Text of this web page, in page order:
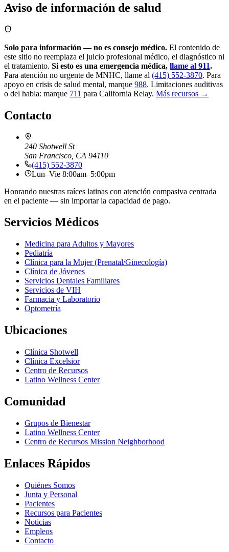
Aviso de información de salud
Solo para información — no es consejo médico. El contenido de
este sitio no reemplaza el juicio profesional médico, el diagnóstico ni
el tratamiento. Si esto es una emergencia médica, llame al 911.
Para atención no urgente de MNHC, llame al (415) 552-3870. Para
apoyo en crisis de salud mental, marque 988. Limitaciones auditivas
o del habla: marque 711 para California Relay. Más recursos →
Contacto
240 Shotwell St
San Francisco, CA 94110
(415) 552-3870
Lun–Vie 8:00am–5:00pm
Honrando nuestras raíces latinas con atención compasiva centrada
en el paciente — sin importar la capacidad de pago.
Servicios Médicos
Medicina para Adultos y Mayores
Pediatría
Clínica para la Mujer (Prenatal/Ginecología)
Clínica de Jóvenes
Servicios Dentales Familiares
Servicios de VIH
Farmacia y Laboratorio
Optometría
Ubicaciones
Clínica Shotwell
Clínica Excelsior
Centro de Recursos
Latino Wellness Center
Comunidad
Grupos de Bienestar
Latino Wellness Center
Centro de Recursos Mission Neighborhood
Enlaces Rápidos
Quiénes Somos
Junta y Personal
Pacientes
Recursos para Pacientes
Noticias
Empleos
Contacto